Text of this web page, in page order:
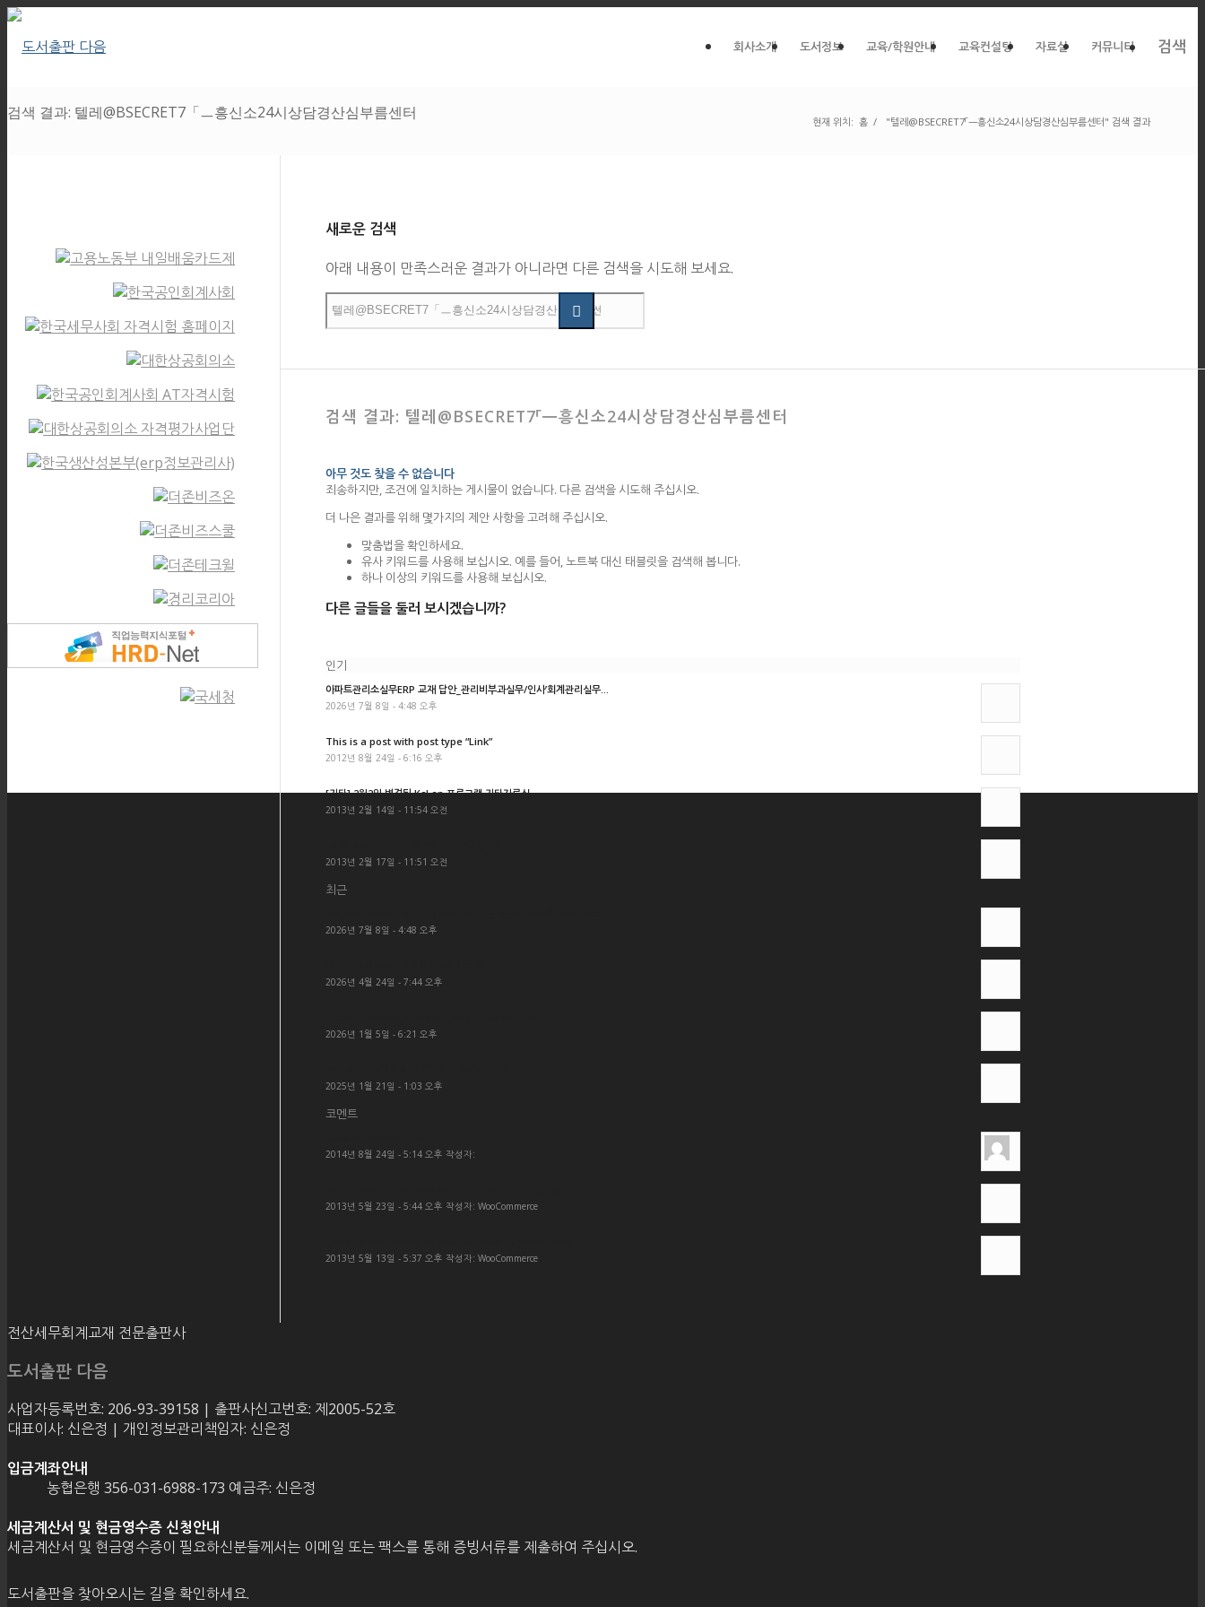
회사소개 도서정보 교육/학원안내 교육컨설팅 자료실 커뮤니티 검색
검색 결과: 텔레@BSECRET7「ㅡ흥신소24시상담경산심부름센터 현재 위치: 홈 / "텔레@BSECRET7「ㅡ흥신소24시상담경산심부름센터" 검색 결과
새로운 검색
아래 내용이 만족스러운 결과가 아니라면 다른 검색을 시도해 보세요.
검색 결과: 텔레@BSECRET7「ㅡ흥신소24시상담경산심부름센터
아무 것도 찾을 수 없습니다
죄송하지만, 조건에 일치하는 게시물이 없습니다. 다른 검색을 시도해 주십시오.
더 나은 결과를 위해 몇가지의 제안 사항을 고려해 주십시오.
맞춤법을 확인하세요.
유사 키워드를 사용해 보십시오. 예를 들어, 노트북 대신 태블릿을 검색해 봅니다.
하나 이상의 키워드를 사용해 보십시오.
다른 글들을 둘러 보시겠습니까?
인기
아파트관리소실무ERP 교재 답안_관리비부과실무/인사’회계관리실무...
2026년 7월 8일 - 4:48 오후
This is a post with post type “Link”
2012년 8월 24일 - 6:16 오후
[기타] 2월2일 변경된 KcLep 프로그램 기타자료실...
2013년 2월 14일 - 11:54 오전
2013년 2월 17일 - 11:51 오전
최근
2026년 7월 8일 - 4:48 오후
2026년 4월 24일 - 7:44 오후
2026년 1월 5일 - 6:21 오후
2025년 1월 21일 - 1:03 오후
코멘트
2014년 8월 24일 - 5:14 오후 작성자:
2013년 5월 23일 - 5:44 오후 작성자: WooCommerce
2013년 5월 13일 - 5:37 오후 작성자: WooCommerce
전산세무회계교재 전문출판사
도서출판 다음
사업자등록번호: 206-93-39158 | 출판사신고번호: 제2005-52호
대표이사: 신은정 | 개인정보관리책임자: 신은정
입금계좌안내
농협은행 356-031-6988-173 예금주: 신은정
세금계산서 및 현금영수증 신청안내
세금계산서 및 현금영수증이 필요하신분들께서는 이메일 또는 팩스를 통해 증빙서류를 제출하여 주십시오.
도서출판을 찾아오시는 길을 확인하세요.